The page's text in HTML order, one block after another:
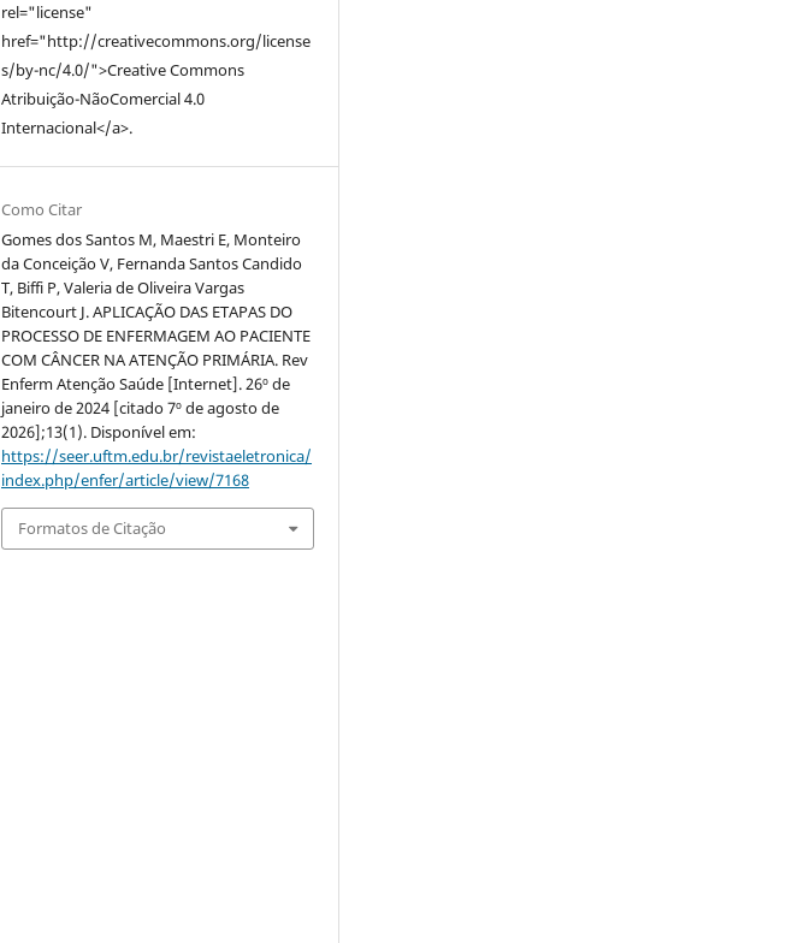
rel="license"
href="http://creativecommons.org/license
s/by-nc/4.0/">Creative Commons
Atribuição-NãoComercial 4.0
Internacional</a>.
Como Citar
Gomes dos Santos M, Maestri E, Monteiro
da Conceição V, Fernanda Santos Candido
T, Biffi P, Valeria de Oliveira Vargas
Bitencourt J. APLICAÇÃO DAS ETAPAS DO
PROCESSO DE ENFERMAGEM AO PACIENTE
COM CÂNCER NA ATENÇÃO PRIMÁRIA. Rev
Enferm Atenção Saúde [Internet]. 26º de
janeiro de 2024 [citado 7º de agosto de
2026];13(1). Disponível em:
https://seer.uftm.edu.br/revistaeletronica/
index.php/enfer/article/view/7168
Formatos de Citação